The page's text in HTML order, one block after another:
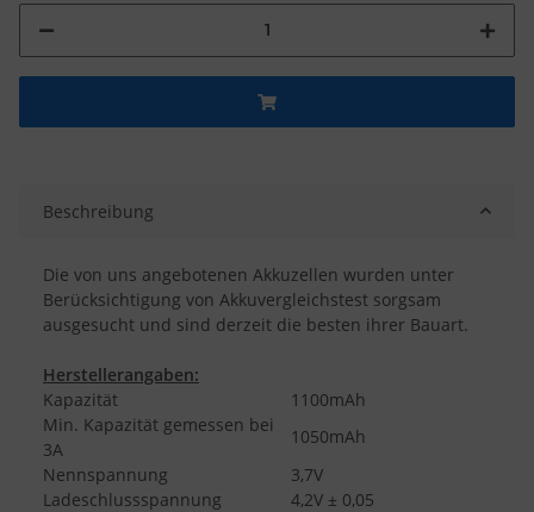
Beschreibung
Die von uns angebotenen Akkuzellen wurden unter
Berücksichtigung von Akkuvergleichstest sorgsam
ausgesucht und sind derzeit die besten ihrer Bauart.
Herstellerangaben:
Kapazität
1100mAh
Min. Kapazität gemessen bei
3A
1050mAh
Nennspannung
3,7V
Ladeschlussspannung
4,2V ± 0,05